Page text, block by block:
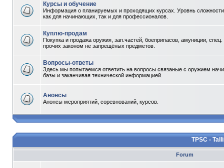
Курсы и обучение
Информация о планируемых и проходящих курсах. Уровнь
как для начинающих, так и для профессионалов.
Куплю-продам
Покупка и продажа оружия, зап.частей, боеприпасов, амуниции, спец.
прочих законом не запрещёных предметов.
Вопросы-ответы
Здесь мы попытаемся ответить на вопросы связаные с оружием
базы и заканчивая технической информацией.
Анонсы
Анонсы мероприятий, соревнований, курсов.
TPSC -
Forum